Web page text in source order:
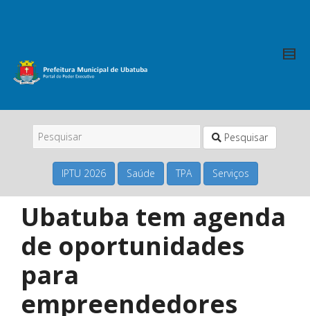
Pesquisar
IPTU 2026 Saúde TPA Serviços
Ubatuba tem agenda
de oportunidades
para
empreendedores